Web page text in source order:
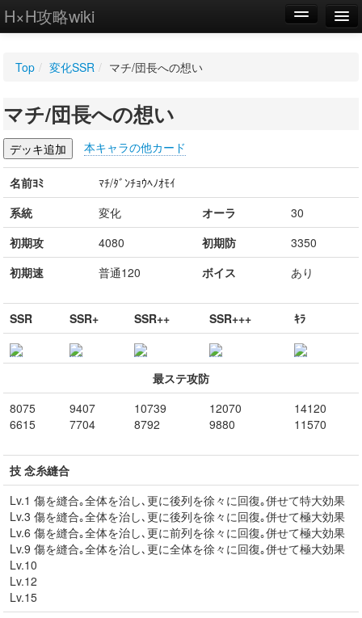
H×H攻略wiki
WIKI
設定
Top / 変化SSR / マチ/団長への想い
マチ/団長への想い
本キャラの他カード
名前ﾖﾐ
ﾏﾁ/ﾀﾞﾝﾁｮｳﾍﾉｵﾓｲ
系統
変化 オーラ
30
初期攻
4080 初期防
3350
初期速
普通120 ボイス あり
SSR SSR+ SSR++ SSR+++ ｷﾗ
最ステ攻防
8075
6615
9407
7704
10739
8792
12070
9880
14120
11570
技 念糸縫合
Lv.1 傷を縫合｡全体を治し､更に後列を徐々に回復｡併せて特大効果
Lv.3 傷を縫合｡全体を治し､更に後列を徐々に回復｡併せて極大効果
Lv.6 傷を縫合｡全体を治し､更に前列を徐々に回復｡併せて極大効果
Lv.9 傷を縫合｡全体を治し､更に全体を徐々に回復｡併せて極大効果
Lv.10
Lv.12
Lv.15